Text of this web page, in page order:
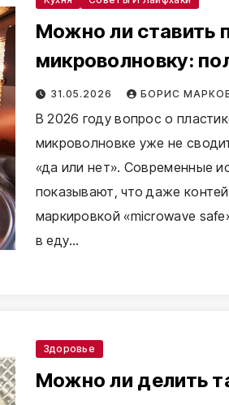
Можно ли ставить
микроволновку:
руководство по
в 2026 году
31.05.2026 БОРИС
В 2026 году вопрос о
микроволновке уже не
«да или нет». Современные
показывают, что даже
маркировкой «microwave
в еду…
Здоровье
Можно ли делить